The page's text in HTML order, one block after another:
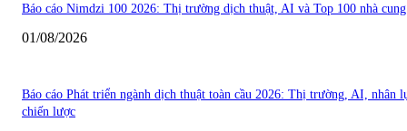
Báo cáo Nimdzi 100 2026: Thị trường dịch thuật, AI và Top 100 nhà cung
01/08/2026
Báo cáo Phát triển ngành dịch thuật toàn cầu 2026: Thị trường, AI, nhân
chiến lược